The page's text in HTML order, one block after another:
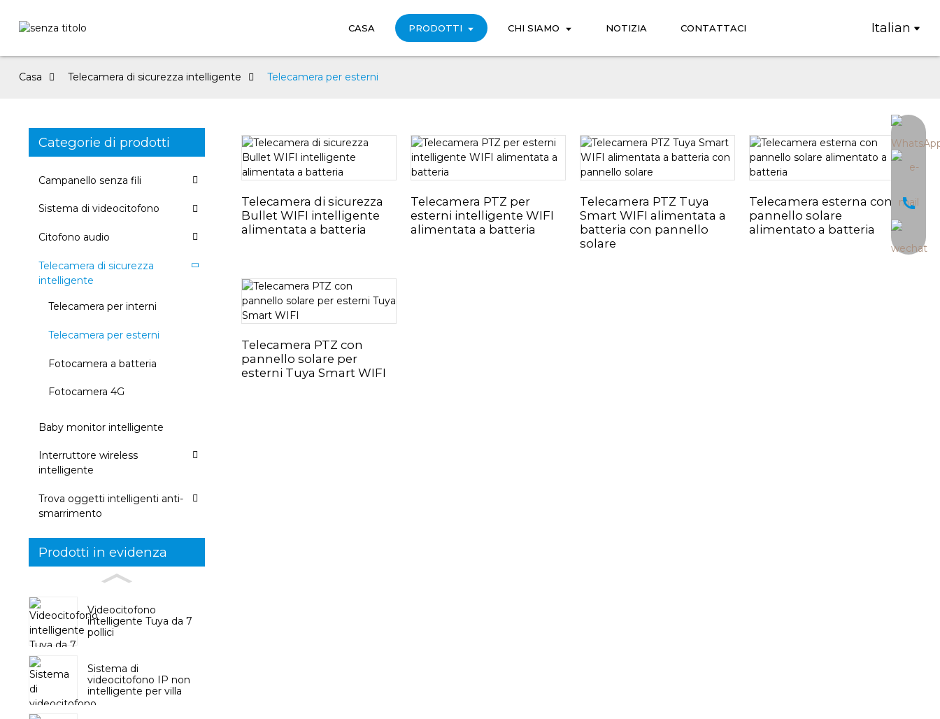
CASA PRODOTTI CHI SIAMO NOTIZIA CONTATTACI Italian
Casa Telecamera di sicurezza intelligente Telecamera per esterni
Categorie di prodotti
Campanello senza fili
Sistema di videocitofono
Citofono audio
Telecamera di sicurezza
intelligente
Telecamera per interni
Telecamera per esterni
Fotocamera a batteria
Fotocamera 4G
Baby monitor intelligente
Interruttore wireless
intelligente
Trova oggetti intelligenti anti-
smarrimento
Prodotti in evidenza
Videocitofono
intelligente Tuya da 7
pollici
Sistema di
videocitofono IP non
intelligente per villa
Telecamera di sicurezza
Bullet WIFI intelligente
alimentata a batteria
Telecamera PTZ per
esterni intelligente WIFI
alimentata a batteria
Telecamera PTZ Tuya
Smart WIFI alimentata a
batteria con pannello
solare
Telecamera esterna con
pannello solare
alimentato a batteria
Telecamera PTZ con
pannello solare per
esterni Tuya Smart WIFI